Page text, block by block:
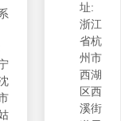
址:
浙江
省杭
州市
西湖
区西
溪街